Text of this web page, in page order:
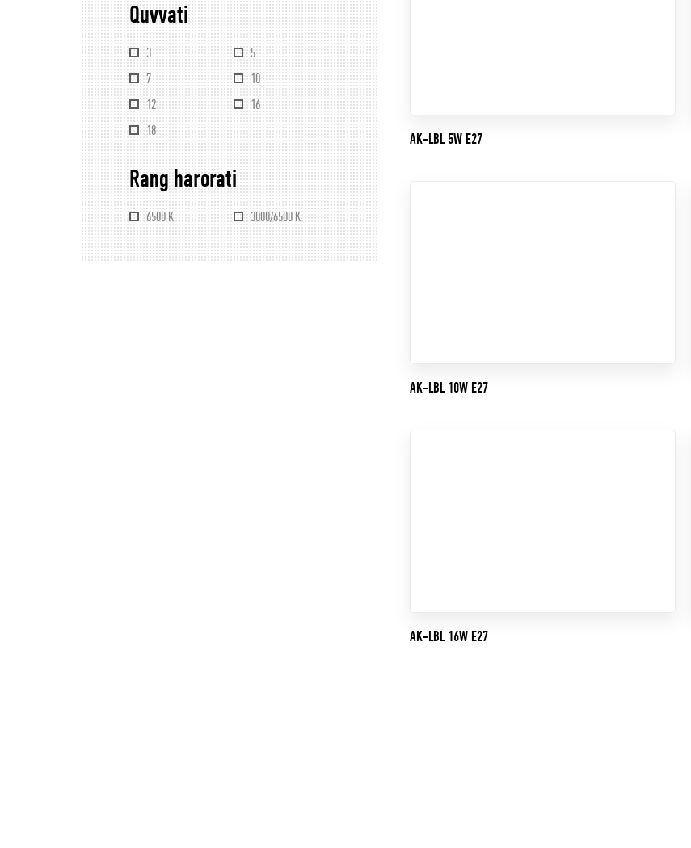
Quvvati
3
5
7
10
12
16
18
Rang harorati
6500 K 3000/6500 K
AK-LBL 5W E27
AK-LBL 10W E27
AK-LBL 16W E27